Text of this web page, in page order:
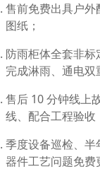
售前免费出具户
图纸；
防雨柜体全套非
完成淋雨、通电双
售后 10 分钟线上
线、配合工程验收
季度设备巡检、
器件工艺问题免费